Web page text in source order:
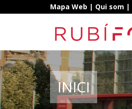
Mapa Web | Qui som |
INICI